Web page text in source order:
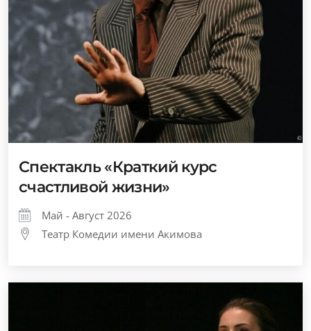
Спектакль «Краткий курс
счастливой жизни»
Май - Август 2026
Театр Комедии имени Акимова